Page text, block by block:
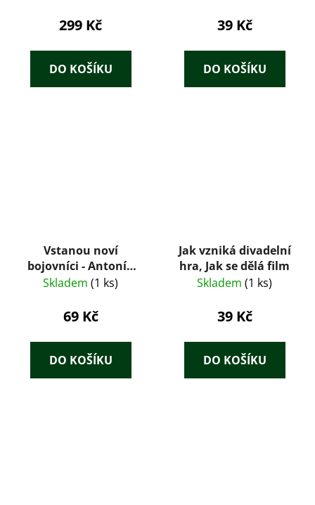
299 Kč
DO KOŠÍKU
39 Kč
DO KOŠÍKU
Vstanou noví
bojovníci - Antonín
Zápotocký
Skladem (1 ks)
69 Kč
DO KOŠÍKU
Jak vzniká divadelní
hra, Jak se dělá film
Skladem (1 ks)
39 Kč
DO KOŠÍKU